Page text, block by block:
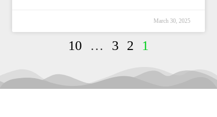
March 30, 2025
1
2
3
…
10